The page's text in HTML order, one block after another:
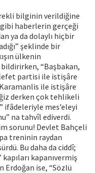
bilginin verildiğine
haberlerin gerçeği
ya da dolaylı hiçbir
şeklinde bir
ülkenin
“Başbakan,
partisi ile istişâre
ile istişâre
derken çok tehlikeli
ifâdeleriyle mes’eleyi
na tahvîl ediverdi.
sorunu! Devlet Bahçeli
treninin raydan
Bu daha da ciddî;
kapanıvermiş
Erdoğan ise, “Sözlü